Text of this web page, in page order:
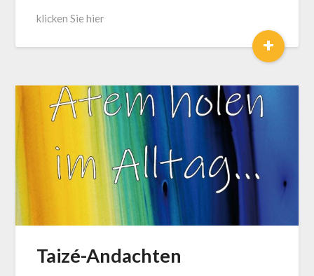
klicken Sie hier
+
Taizé-Andachten